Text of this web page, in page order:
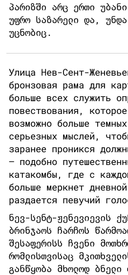
პარიზში არც ერთი
უფრო საზარელი და,
უცნობიც.
Улица Нев-Сент-
бронзовая рама для
больше всех служить
повествования,
возможно больше
серьезных мыслей,
заранее проникся
— подобно
катакомбы, где с
больше меркнет
раздается певучий
ნევ-სენტ-ჟენევიევის
ბრინჯაოს ჩარჩოს
შესაფერისს ჩვენი
რომლისთვისაც
განწყობა მხოლოდ ბნელი